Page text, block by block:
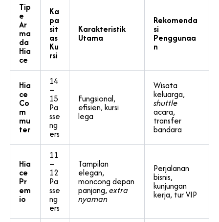
Tip
e
Ar
ma
da
Hia
ce
Ka
pa
sit
as
Ku
rsi
Karakteristik
Utama
Rekomenda
si
Penggunaa
n
Hia
ce
Co
m
mu
ter
14
–
15
Pa
sse
ng
ers
Fungsional,
efisien, kursi
lega
Wisata
keluarga,
shuttle
acara,
transfer
bandara
Hia
ce
Pr
em
io
11
–
12
Pa
sse
ng
ers
Tampilan
elegan,
moncong depan
panjang,extra
nyaman
Perjalanan
bisnis,
kunjungan
kerja, tur VIP